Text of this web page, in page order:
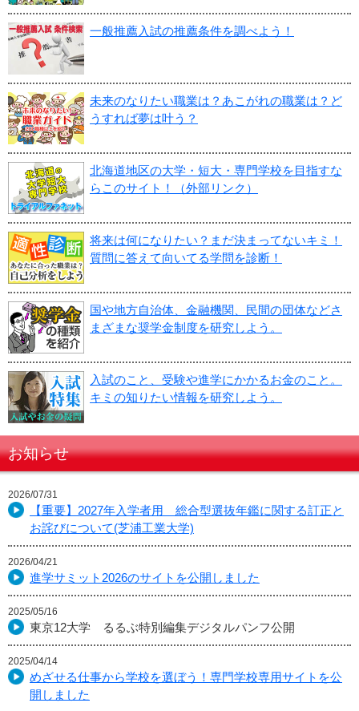
一般推薦入試の推薦条件を調べよう！
未来のなりたい職業は？あこがれの職業は？ど
うすれば夢は叶う？
北海道地区の大学・短大・専門学校を目指すな
らこのサイト！（外部リンク）
将来は何になりたい？まだ決まってないキミ！
質問に答えて向いてる学問を診断！
国や地方自治体、金融機関、民間の団体などさ
まざまな奨学金制度を研究しよう。
入試のこと、受験や進学にかかるお金のこと。
キミの知りたい情報を研究しよう。
お知らせ
2026/07/31
【重要】2027年入学者用 総合型選抜年鑑に関する訂正と
お詫びについて(芝浦工業大学)
2026/04/21
進学サミット2026のサイトを公開しました
2025/05/16
東京12大学 るるぶ特別編集デジタルパンフ公開
2025/04/14
めざせる仕事から学校を選ぼう！専門学校専用サイトを公
開しました